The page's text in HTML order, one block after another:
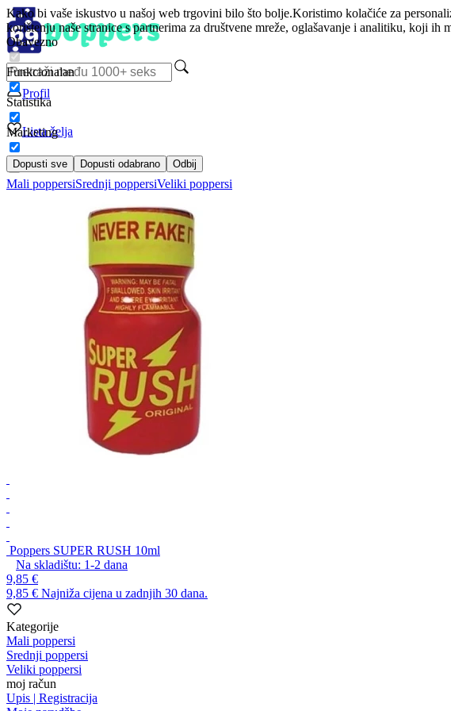
Kako bi vaše iskustvo u našoj web trgovini bilo što bolje.Koristimo kolačiće za
korištenju naše stranice s partnerima za društvene mreže, oglašavanje i analitiku, koji ih
Obavezno
Funkcionalan
Statistika
Marketing
Dopusti sve Dopusti odabrano Odbij
Profil
Lista želja
Mali poppersiSrednji poppersiVeliki poppersi
Poppers SUPER RUSH 10ml
Na skladištu: 1-2 dana
9,85 €
9,85 € Najniža cijena u zadnjih 30 dana.
Kategorije
Mali poppersi
Srednji poppersi
Veliki poppersi
moj račun
Upis | Registracija